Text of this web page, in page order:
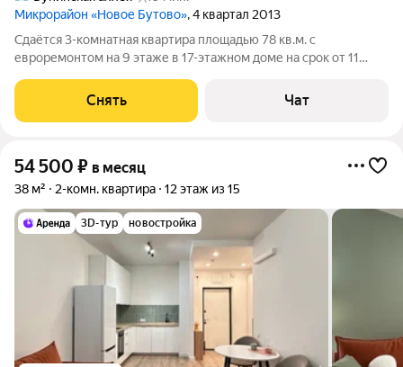
Микрорайон «Новое Бутово», 4 квартал 2013
Сдаётся 3-комнатная квартира площадью 78 кв.м. с
евроремонтом на 9 этаже в 17-этажном доме на срок от 11
Стиральная машина Холодильник Посудомоечная машина
Кондиционер Дом - кирпичный, окна
Снять Чат
54 500 ₽ в месяц
38 м² 2-комн. квартира 12 этаж из 15
3D-тур новостройка